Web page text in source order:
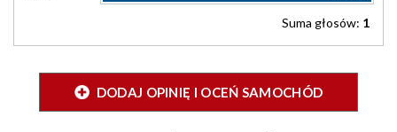
Suma głosów: 1
DODAJ OPINIĘ I OCEŃ SAMOCHÓD